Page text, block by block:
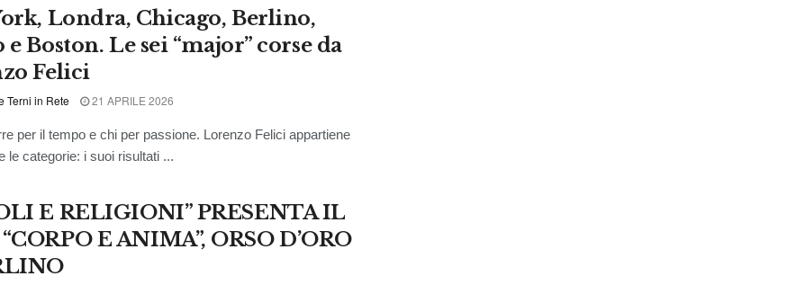
Londra, Chicago, Berlino,
Boston. Le sei “major” corse da
Felici
Terni in Rete 21 APRILE 2026
per il tempo e chi per passione. Lorenzo Felici appartiene
le categorie: i suoi risultati ...
E RELIGIONI” PRESENTA IL
E ANIMA”, ORSO D’ORO